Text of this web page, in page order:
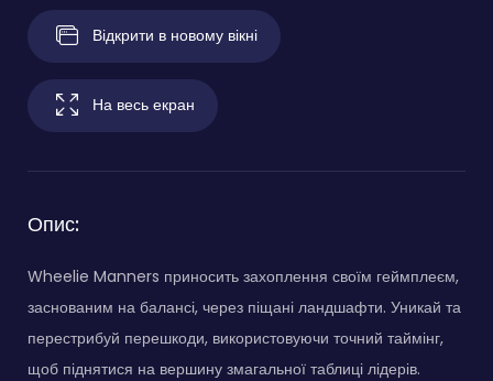
Відкрити в новому вікні
На весь екран
Опис:
Wheelie Manners приносить захоплення своїм геймплеєм,
заснованим на балансі, через піщані ландшафти. Уникай та
перестрибуй перешкоди, використовуючи точний таймінг,
щоб піднятися на вершину змагальної таблиці лідерів.